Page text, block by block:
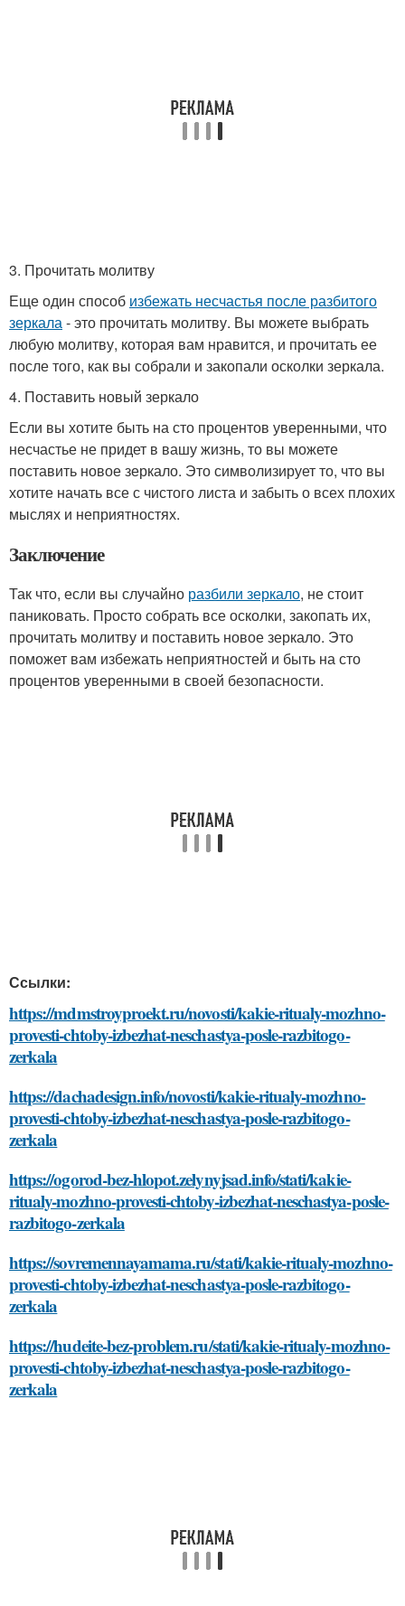
3. Прочитать молитву
Еще один способ избежать несчастья после разбитого
зеркала- это прочитать молитву. Вы можете выбрать
любую молитву, которая вам нравится, и прочитать ее
после того, как вы собрали и закопали осколки зеркала.
4. Поставить новый зеркало
Если вы хотите быть на сто процентов уверенными, что
несчастье не придет в вашу жизнь, то вы можете
поставить новое зеркало. Это символизирует то, что вы
хотите начать все с чистого листа и забыть о всех плохих
мыслях и неприятностях.
Заключение
Так что, если вы случайно разбили зеркало, не стоит
паниковать. Просто собрать все осколки, закопать их,
прочитать молитву и поставить новое зеркало. Это
поможет вам избежать неприятностей и быть на сто
процентов уверенными в своей безопасности.
Ссылки:
https://mdmstroyproekt.ru/novosti/kakie-ritualy-mozhno-
provesti-chtoby-izbezhat-neschastya-posle-razbitogo-
zerkala
https://dachadesign.info/novosti/kakie-ritualy-mozhno-
provesti-chtoby-izbezhat-neschastya-posle-razbitogo-
zerkala
https://ogorod-bez-hlopot.zelynyjsad.info/stati/kakie-
ritualy-mozhno-provesti-chtoby-izbezhat-neschastya-posle-
razbitogo-zerkala
https://sovremennayamama.ru/stati/kakie-ritualy-mozhno-
provesti-chtoby-izbezhat-neschastya-posle-razbitogo-
zerkala
https://hudeite-bez-problem.ru/stati/kakie-ritualy-mozhno-
provesti-chtoby-izbezhat-neschastya-posle-razbitogo-
zerkala